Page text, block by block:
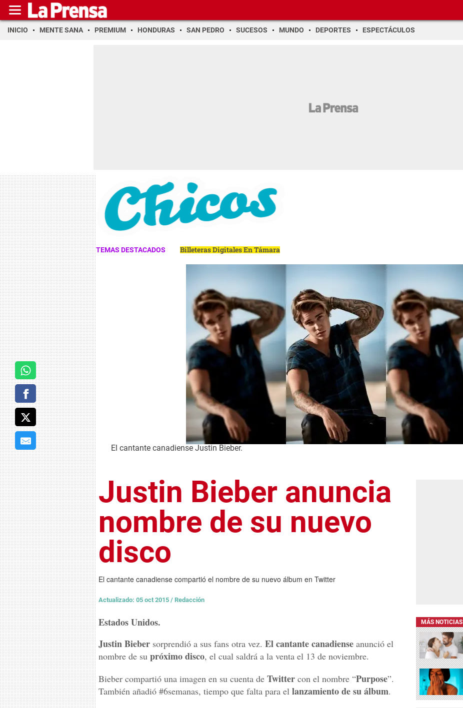
INICIO MENTE SANA PREMIUM HONDURAS SAN PEDRO SUCESOS MUNDO DEPORTES ESPECTÁCULOS
TEMAS DESTACADOS Billeteras Digitales En Támara
El cantante canadiense Justin Bieber.
Justin Bieber anuncia
nombre de su nuevo
disco
El cantante canadiense compartió el nombre de su nuevo álbum en Twitter
Actualizado: 05 oct 2015 / Redacción
Estados Unidos.
Justin Bieber sorprendió a sus fans otra vez. El cantante canadiense anunció el
nombre de su próximo disco, el cual saldrá a la venta el 13 de noviembre.
Bieber compartió una imagen en su cuenta de Twitter con el nombre “Purpose”.
También añadió #6semanas, tiempo que falta para el lanzamiento de su álbum.
MÁS NOTICIAS